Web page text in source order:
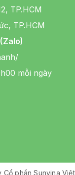
TP.HCM
TP.HCM
mỗi ngày
phần Sunvina Việt